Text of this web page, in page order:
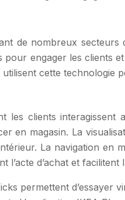
nombreux secteurs
engager les clients
cette technologie
clients interagissent
en magasin. La
La navigation en
d’achat et facilitent
permettent d’essayer